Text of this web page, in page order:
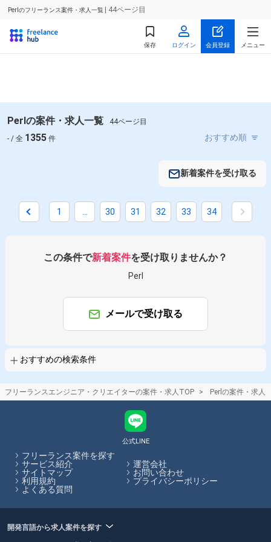
Perlのフリーランス案件・求人一覧 | 44ページ目
保存 ログイン 会員登録 メニュー
Perlの案件・求人一覧
44ページ目
- / 全 1355 件
新着案件を受け取る
1 30 31 32 33 34
この条件で新着案件を受け取りませんか？
Perl
メールで受け取る
おすすめの検索条件
掛け合わせ条件で絞り込む
特徴で絞り込む
Perl × 在宅・リモート
その他の条件で検索する
PHP Linux Python MySQL Java
Ruby
Apache
サーバーサイドエンジニア
インフラエンジニア
バックエンドエンジニア
スマホアプリエンジニア
フロントエンドエンジニア
フリーランスエンジニア・クリエイターの案件・求人TOP Perlの案件・求人
公式LINE
フリーランス案件を探す
サービス紹介
運営会社
サイトマップ
お問い合わせ
利用規約
プライバシーポリシー
よくある質問
開発言語から求人案件を探す